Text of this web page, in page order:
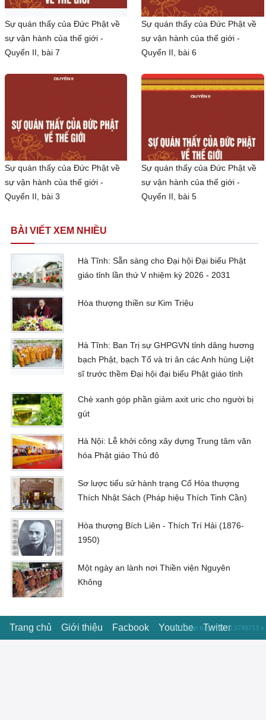
Sự quán thấy của Đức Phật về
sự vận hành của thế giới -
Quyển II, bài 7
Sự quán thấy của Đức Phật về
sự vận hành của thế giới -
Quyển II, bài 6
Sự quán thấy của Đức Phật về
sự vận hành của thế giới -
Quyển II, bài 3
Sự quán thấy của Đức Phật về
sự vận hành của thế giới -
Quyển II, bài 5
BÀI VIẾT XEM NHIỀU
Hà Tĩnh: Sẵn sàng cho Đại hội Đại biểu Phật
giáo tỉnh lần thứ V nhiệm kỳ 2026 - 2031
Hòa thượng thiền sư Kim Triệu
Hà Tĩnh: Ban Trị sự GHPGVN tỉnh dâng hương
bạch Phật, bạch Tổ và tri ân các Anh hùng Liệt
sĩ trước thềm Đại hội đại biểu Phật giáo tỉnh
Chè xanh góp phần giảm axit uric cho người bị
gút
Hà Nội: Lễ khởi công xây dựng Trung tâm văn
hóa Phật giáo Thủ đô
Sơ lược tiểu sử hành trạng Cố Hòa thượng
Thích Nhật Sách (Pháp hiệu Thích Tinh Cần)
Hòa thượng Bích Liên - Thích Trí Hải (1876-
1950)
Một ngày an lành nơi Thiền viện Nguyên
Không
Trang chủ Giới thiệu Facbook Youtube Twitter
Thời gian truy vấn : 0.3749713 s